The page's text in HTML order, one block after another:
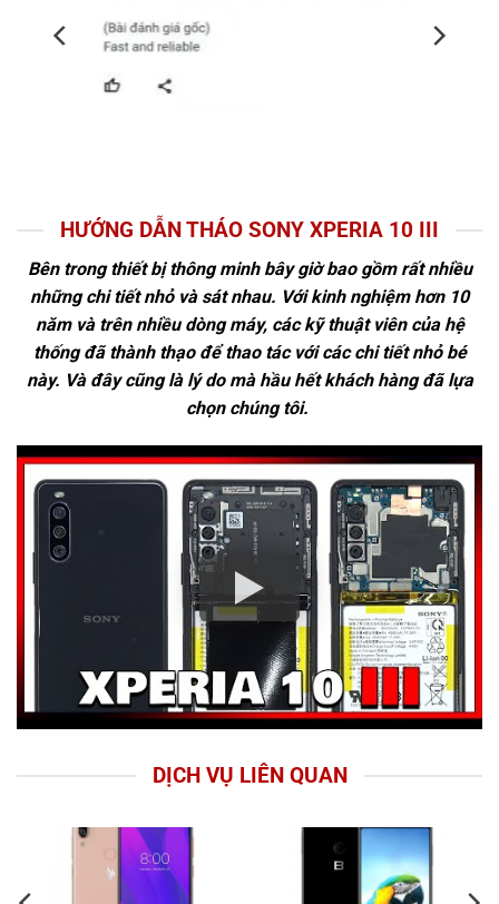
HƯỚNG DẪN THÁO SONY XPERIA 10 III
Bên trong thiết bị thông minh bây giờ bao gồm rất nhiều
những chi tiết nhỏ và sát nhau. Với kinh nghiệm hơn 10
năm và trên nhiều dòng máy, các kỹ thuật viên của hệ
thống đã thành thạo để thao tác với các chi tiết nhỏ bé
này. Và đây cũng là lý do mà hầu hết khách hàng đã lựa
chọn chúng tôi.
DỊCH VỤ LIÊN QUAN